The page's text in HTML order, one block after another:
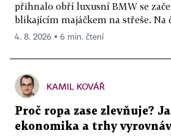
přihnalo obří luxusní BMW se
blikajícím majáčkem na střeše. Na
4. 8. 2026 ▪ 6 min. čtení
KAMIL KOVÁŘ
Proč ropa zase zlevňuje?
ekonomika a trhy